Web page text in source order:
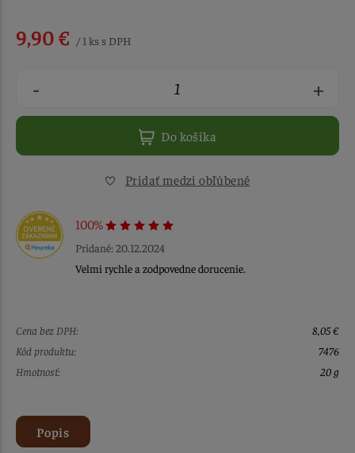
9,90 € / 1 ks s DPH
- +
Do košíka
Pridať medzi obľúbené
100%
Pridané: 20.12.2024
Velmi rychle a zodpovedne dorucenie.
Cena bez DPH:
8,05 €
Kód produktu:
7476
Hmotnosť:
20 g
Popis